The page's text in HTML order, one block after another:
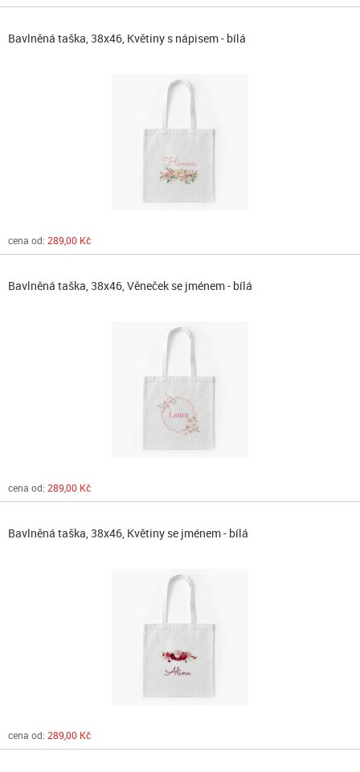
Bavlněná taška, 38x46, Květiny s nápisem - bílá
cena od: 289,00 Kč
Bavlněná taška, 38x46, Věneček se jménem - bílá
cena od: 289,00 Kč
Bavlněná taška, 38x46, Květiny se jménem - bílá
cena od: 289,00 Kč